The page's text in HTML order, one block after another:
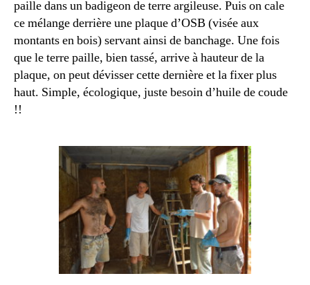
paille dans un badigeon de terre argileuse. Puis on cale
ce mélange derrière une plaque d’OSB (visée aux
montants en bois) servant ainsi de banchage. Une fois
que le terre paille, bien tassé, arrive à hauteur de la
plaque, on peut dévisser cette dernière et la fixer plus
haut. Simple, écologique, juste besoin d’huile de coude
!!